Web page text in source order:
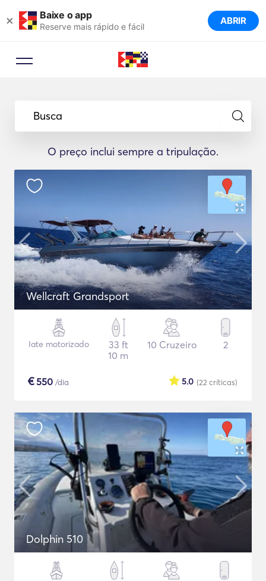
× Baixe o app
Reserve mais rápido e fácil ABRIR
Busca
O preço inclui sempre a tripulação.
Wellcraft Grandsport
Iate motorizado
33 ft
10 m
10 Cruzeiro 2
€550 /dia (22 críticas)
5.0
Dolphin 510